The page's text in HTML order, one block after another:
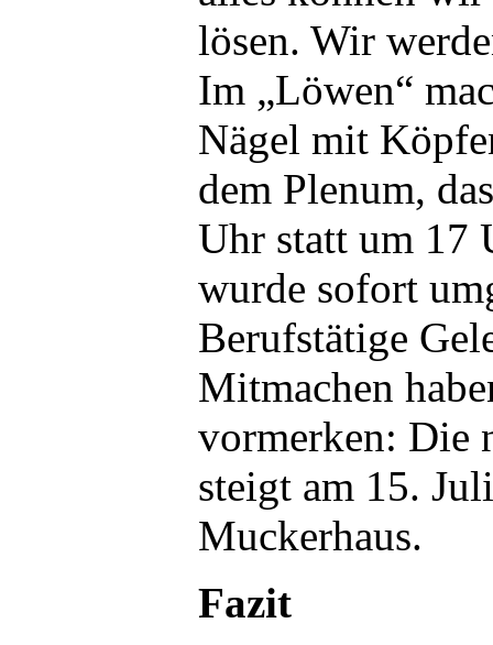
lösen. Wir
Im „Löwen“
Nägel mit
dem Plenum,
Uhr statt um 17
wurde sofort
Berufstätige
Mitmachen
vormerken: Die
steigt am 15.
Muckerhaus.
Fazit